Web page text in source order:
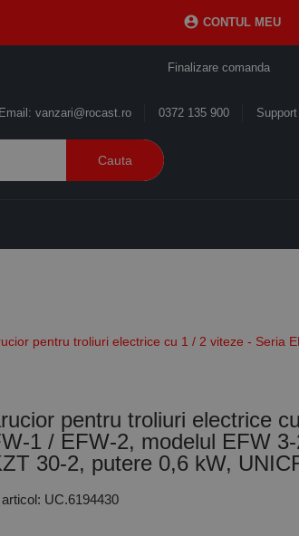
 CONTUL MEU
Finalizare comanda
0372 135 900
Email: vanzari@rocast.ro
Cauta
pentru troliuri electrice cu 1 / 2 viteze - Seria
pentru troliuri electrice
1 / EFW-2, modelul EFW
30-2, putere 0,6 kW,
UC.6194430